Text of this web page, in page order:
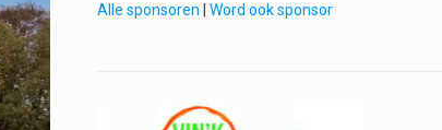
Alle sponsoren Word ook sponsor